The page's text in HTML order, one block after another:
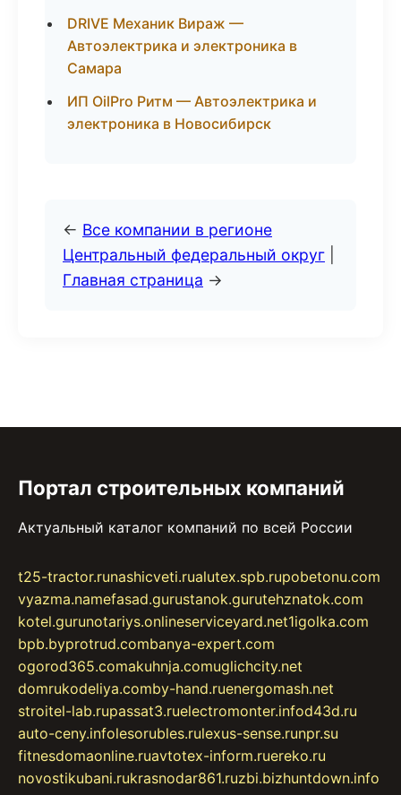
DRIVE Механик Вираж —
Автоэлектрика и электроника в
Самара
ИП OilPro Ритм — Автоэлектрика и
электроника в Новосибирск
← Все компании в регионе
Центральный федеральный округ
Главная страница →
Портал строительных компаний
Актуальный каталог компаний по всей России
t25-tractor.runashicveti.rualutex.spb.rupobetonu.com
vyazma.namefasad.gurustanok.gurutehznatok.com
kotel.gurunotariys.onlineserviceyard.net1igolka.com
bpb.byprotrud.combanya-expert.com
ogorod365.comakuhnja.comuglichcity.net
domrukodeliya.comby-hand.ruenergomash.net
stroitel-lab.rupassat3.ruelectromonter.infod43d.ru
auto-ceny.infolesorubles.rulexus-sense.runpr.su
fitnesdomaonline.ruavtotex-inform.ruereko.ru
novostikubani.rukrasnodar861.ruzbi.bizhuntdown.info